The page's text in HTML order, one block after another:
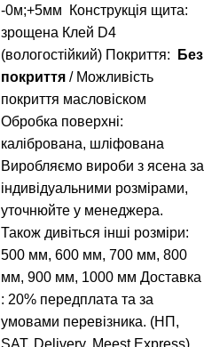
-0м;+5мм
Конструкція щита:
зрощена Клей D4
(вологостійкий) Покриття:
Без
покриття / Можливість
покриття масловіском
Обробка поверхні:
калібрована, шліфована
Виробляємо вироби з ясена за
індивідуальними розмірами,
уточнюйте у менеджера.
Також дивіться інші розміри:
500 мм, 600 мм, 700 мм, 800
мм, 900 мм, 1000 мм Доставка
: 20% передплата та за
умовами перевізника. (НП,
SAT, Delivery, Meest Express)